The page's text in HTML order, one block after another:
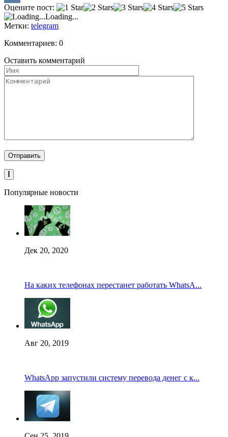
VK
Оцените пост:
Loading...
Метки: telegram
Комментариев: 0
Оставить комментарий
Популярные новости
Дек 20, 2020
На каких телефонах перестанет работать WhatsA...
Авг 20, 2019
WhatsApp запустили систему перевода денег с к...